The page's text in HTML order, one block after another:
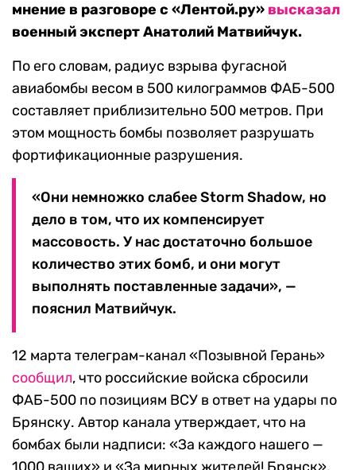
мнение в разговоре с «Лентой.ру» высказал
военный эксперт Анатолий Матвийчук.
По его словам, радиус взрыва фугасной
авиабомбы весом в 500 килограммов ФАБ-500
составляет приблизительно 500 метров. При
этом мощность бомбы позволяет разрушать
фортификационные разрушения.
«Они немножко слабее Storm Shadow, но
дело в том, что их компенсирует
массовость. У нас достаточно большое
количество этих бомб, и они могут
выполнять поставленные задачи», —
пояснил Матвийчук.
12 марта телеграм-канал «Позывной Герань»
сообщил, что российские войска сбросили
ФАБ-500 по позициям ВСУ в ответ на удары по
Брянску. Автор канала утверждает, что на
бомбах были надписи: «За каждого нашего —